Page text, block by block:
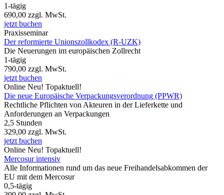
1-tägig
690,00 zzgl. MwSt.
jetzt buchen
Praxisseminar
Der reformierte Unionszollkodex (R-UZK)
Die Neuerungen im europäischen Zollrecht
1-tägig
790,00 zzgl. MwSt.
jetzt buchen
Online Neu! Topaktuell!
Die neue Europäische Verpackungsverordnung (PPWR)
Rechtliche Pflichten von Akteuren in der Lieferkette und
Anforderungen an Verpackungen
2,5 Stunden
329,00 zzgl. MwSt.
jetzt buchen
Online Neu! Topaktuell!
Mercosur intensiv
Alle Informationen rund um das neue Freihandelsabkommen der
EU mit dem Mercosur
0,5-tägig